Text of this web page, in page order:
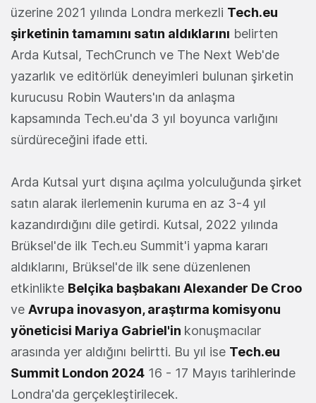
üzerine 2021 yılında Londra merkezli Tech.eu
şirketinin tamamını satın aldıklarını belirten
Arda Kutsal, TechCrunch ve The Next Web'de
yazarlık ve editörlük deneyimleri bulunan şirketin
kurucusu Robin Wauters'ın da anlaşma
kapsamında Tech.eu'da 3 yıl boyunca varlığını
sürdüreceğini ifade etti.
Arda Kutsal yurt dışına açılma yolculuğunda şirket
satın alarak ilerlemenin kuruma en az 3-4 yıl
kazandırdığını dile getirdi. Kutsal, 2022 yılında
Brüksel'de ilk Tech.eu Summit'i yapma kararı
aldıklarını, Brüksel'de ilk sene düzenlenen
etkinlikte Belçika başbakanı Alexander De Croo
ve Avrupa inovasyon, araştırma komisyonu
yöneticisi Mariya Gabriel'in konuşmacılar
arasında yer aldığını belirtti. Bu yıl ise Tech.eu
Summit London 2024 16 - 17 Mayıs tarihlerinde
Londra'da gerçekleştirilecek.